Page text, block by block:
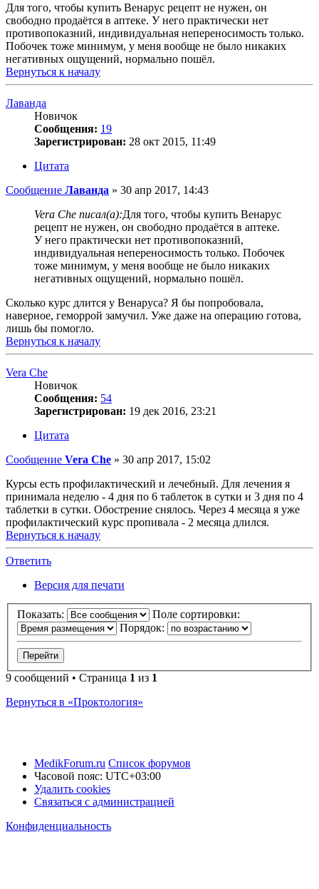
Для того, чтобы купить Венарус рецепт не нужен, он
свободно продаётся в аптеке. У него практически нет
противопоказний, индивидуальная непереносимость только.
Побочек тоже минимум, у меня вообще не было никаких
негативных ощущений, нормально пошёл.
Вернуться к началу
Лаванда
Новичок
Сообщения: 19
Зарегистрирован: 28 окт 2015, 11:49
Цитата
Сообщение Лаванда » 30 апр 2017, 14:43
Vera Che писал(а):Для того, чтобы купить Венарус
рецепт не нужен, он свободно продаётся в аптеке.
У него практически нет противопоказний,
индивидуальная непереносимость только. Побочек
тоже минимум, у меня вообще не было никаких
негативных ощущений, нормально пошёл.
Сколько курс длится у Венаруса? Я бы попробовала,
наверное, геморрой замучил. Уже даже на операцию готова,
лишь бы помогло.
Вернуться к началу
Vera Che
Новичок
Сообщения: 54
Зарегистрирован: 19 дек 2016, 23:21
Цитата
Сообщение Vera Che » 30 апр 2017, 15:02
Курсы есть профилактический и лечебный. Для лечения я
принимала неделю - 4 дня по 6 таблеток в сутки и 3 дня по 4
таблетки в сутки. Обострение снялось. Через 4 месяца я уже
профилактический курс пропивала - 2 месяца длился.
Вернуться к началу
Ответить
Версия для печати
Показать:
Поле сортировки:
Порядок:
9 сообщений • Страница 1 из 1
Вернуться в «Проктология»
MedikForum.ru Список форумов
Часовой пояс: UTC+03:00
Удалить cookies
Связаться с администрацией
Конфиденциальность